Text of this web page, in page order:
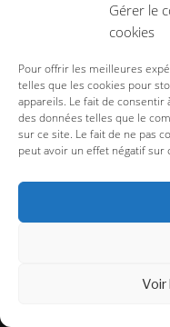
Gérer le
cookies
Pour offrir les meilleures
telles que les cookies pour
appareils. Le fait de
des données telles que le
sur ce site. Le fait de ne pas
peut avoir un effet négatif
Voir
3D Print Show
communauté